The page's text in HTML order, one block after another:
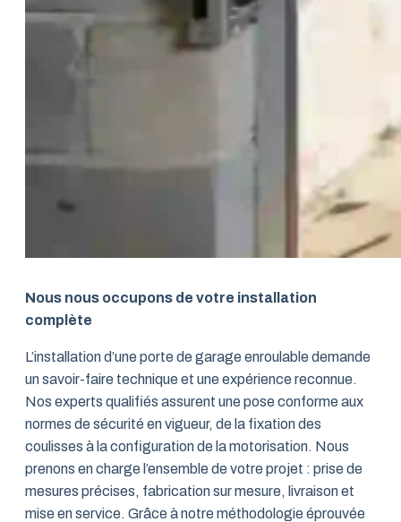
Nous nous occupons de votre installation
complète
L’installation d’une porte de garage enroulable demande
un savoir-faire technique et une expérience reconnue.
Nos experts qualifiés assurent une pose conforme aux
normes de sécurité en vigueur, de la fixation des
coulisses à la configuration de la motorisation. Nous
prenons en charge l’ensemble de votre projet : prise de
mesures précises, fabrication sur mesure, livraison et
mise en service. Grâce à notre méthodologie éprouvée